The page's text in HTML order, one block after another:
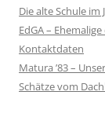
Die alte Schule im
EdGA –
Kontaktdaten
Matura ’83 –
Schätze vom